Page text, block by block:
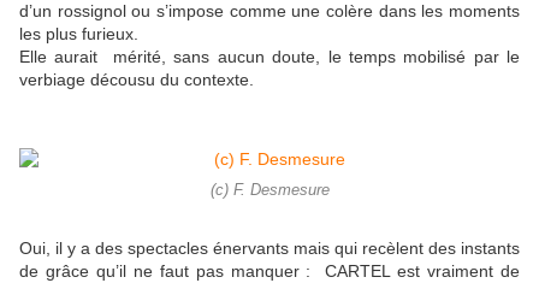
d’un rossignol ou s’impose comme une colère dans les moments
les plus furieux.
Elle aurait mérité, sans aucun doute, le temps mobilisé par le
verbiage décousu du contexte.
(c) F. Desmesure
Oui, il y a des spectacles énervants mais qui recèlent des instants
de grâce qu’il ne faut pas manquer : CARTEL est vraiment de